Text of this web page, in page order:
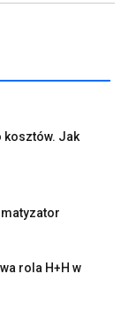
kosztów. Jak
rola H+H w